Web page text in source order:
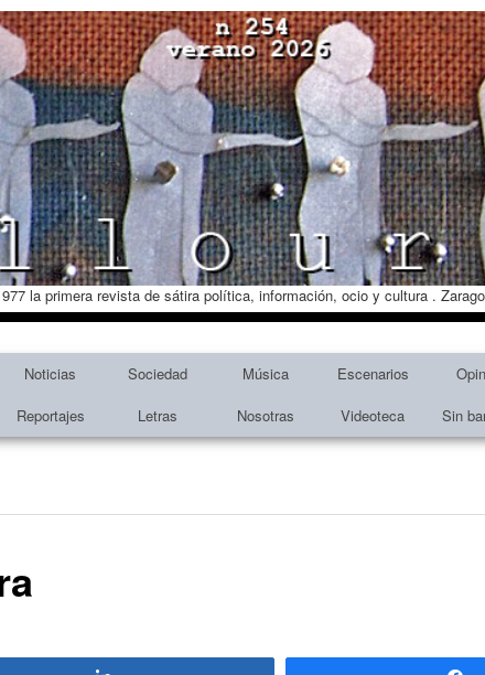
la primera revista de sátira política, información, ocio y cultura .
Noticias Sociedad Música Escenarios
Reportajes Letras Nosotras Videoteca Sin